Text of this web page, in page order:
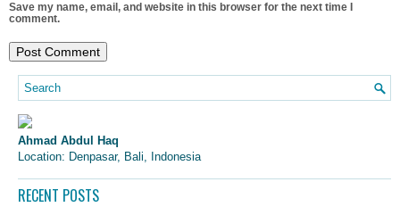
Save my name, email, and website in this browser for the next time I
comment.
Ahmad Abdul Haq
Location: Denpasar, Bali, Indonesia
RECENT POSTS